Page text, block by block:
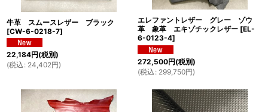
牛革 スムースレザー ブラック
[CW-6-0218-7]
22,184円(税別)
(税込 : 24,402円)
エレファントレザー グレー ゾウ
革 象革 エキゾチックレザー [EL-
6-0123-4]
272,500円(税別)
(税込 : 299,750円)